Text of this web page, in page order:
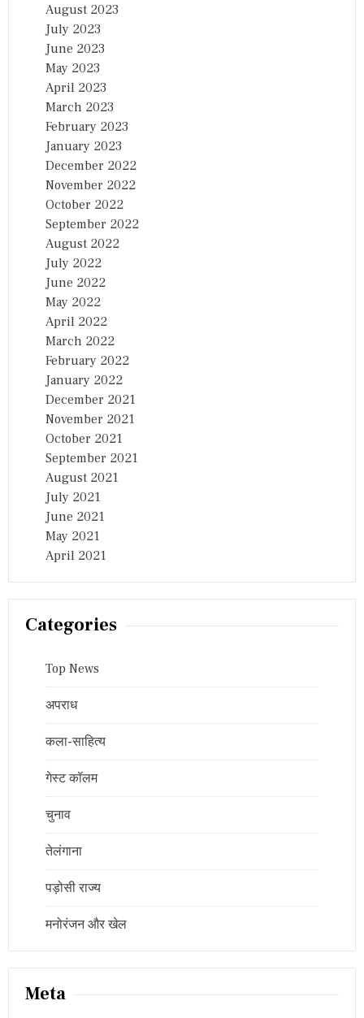
August 2023
July 2023
June 2023
May 2023
April 2023
March 2023
February 2023
January 2023
December 2022
November 2022
October 2022
September 2022
August 2022
July 2022
June 2022
May 2022
April 2022
March 2022
February 2022
January 2022
December 2021
November 2021
October 2021
September 2021
August 2021
July 2021
June 2021
May 2021
April 2021
Categories
Top News
अपराध
कला-साहित्य
गेस्ट कॉलम
चुनाव
तेलंगाना
पड़ोसी राज्य
मनोरंजन और खेल
Meta